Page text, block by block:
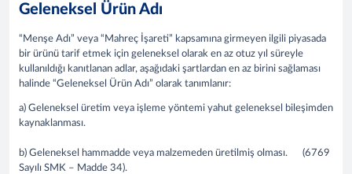
Geleneksel Ürün Adı
“Menşe Adı” veya “Mahreç İşareti” kapsamına girmeyen ilgili piyasada
bir ürünü tarif etmek için geleneksel olarak en az otuz yıl süreyle
kullanıldığı kanıtlanan adlar, aşağıdaki şartlardan en az birini sağlaması
halinde “Geleneksel Ürün Adı” olarak tanımlanır:
a) Geleneksel üretim veya işleme yöntemi yahut geleneksel bileşimden
kaynaklanması.
b) Geleneksel hammadde veya malzemeden üretilmiş olması. (6769
Sayılı SMK – Madde 34).